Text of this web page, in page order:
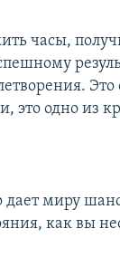
часы,
это одно из
дает миру
как вы